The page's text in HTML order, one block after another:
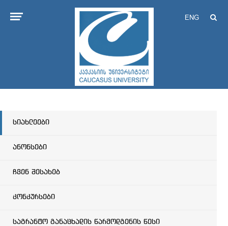
ENG
სიახლეები
ანონსები
ჩვენ შესახებ
კონკურსები
საგრანტო განაცხადის წარმოდგენის წესი